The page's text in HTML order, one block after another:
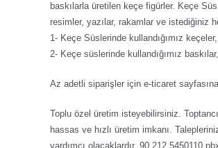
baskılarla üretilen keçe figürler. Keçe
resimler, yazılar, rakamlar ve istediğiniz
1- Keçe Süslerinde kullandığımız
2- Keçe süslerinde kullandığımız
Az adetli siparişler için e-ticaret
Toplu özel üretim isteyebilirsiniz.
hassas ve hızlı üretim imkanı.
yardımcı olacaklardır. 90 212 5450110